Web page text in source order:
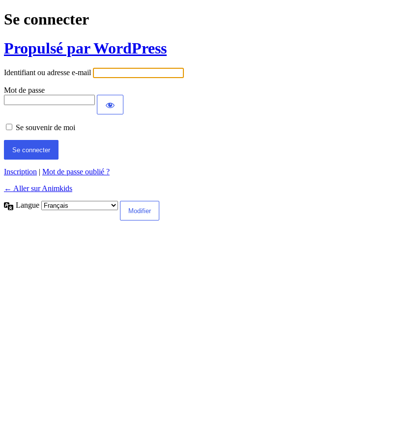
Se connecter
Propulsé par WordPress
Identifiant ou adresse e-mail
Mot de passe
Se souvenir de moi
Inscription | Mot de passe oublié ?
← Aller sur Animkids
Langue